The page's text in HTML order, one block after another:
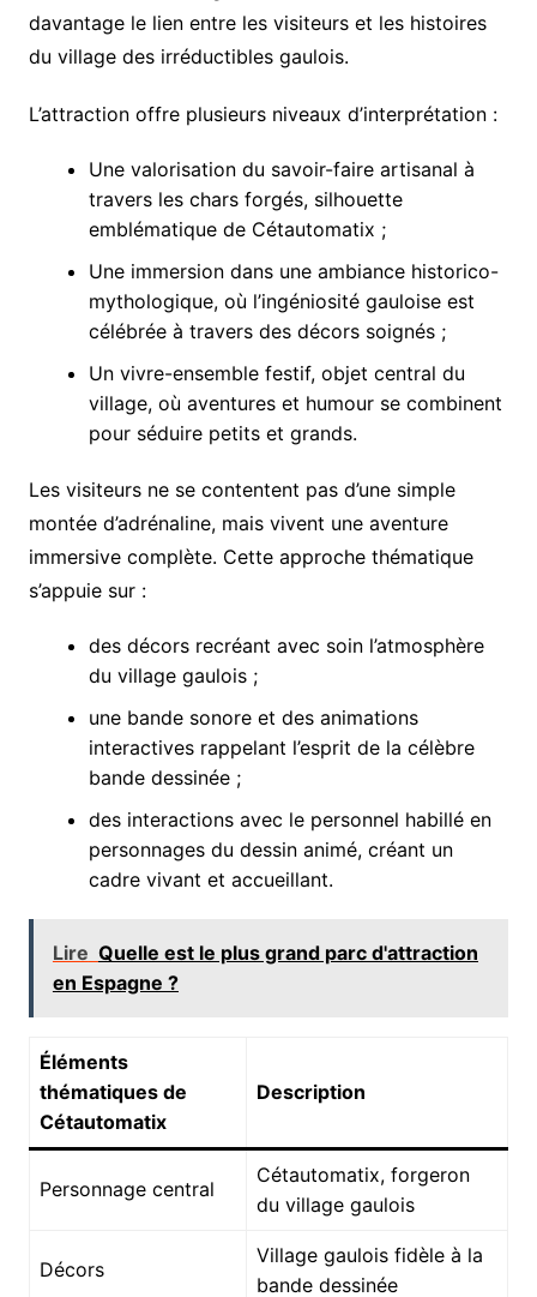
davantage le lien entre les visiteurs et les histoires
du village des irréductibles gaulois.
L’attraction offre plusieurs niveaux d’interprétation :
Une valorisation du savoir-faire artisanal à
travers les chars forgés, silhouette
emblématique de Cétautomatix ;
Une immersion dans une ambiance historico-
mythologique, où l’ingéniosité gauloise est
célébrée à travers des décors soignés ;
Un vivre-ensemble festif, objet central du
village, où aventures et humour se combinent
pour séduire petits et grands.
Les visiteurs ne se contentent pas d’une simple
montée d’adrénaline, mais vivent une aventure
immersive complète. Cette approche thématique
s’appuie sur :
des décors recréant avec soin l’atmosphère
du village gaulois ;
une bande sonore et des animations
interactives rappelant l’esprit de la célèbre
bande dessinée ;
des interactions avec le personnel habillé en
personnages du dessin animé, créant un
cadre vivant et accueillant.
Lire Quelle est le plus grand parc d'attraction
en Espagne ?
Éléments
thématiques de
Cétautomatix
Description
Personnage central
Cétautomatix, forgeron
du village gaulois
Décors
Village gaulois fidèle à la
bande dessinée